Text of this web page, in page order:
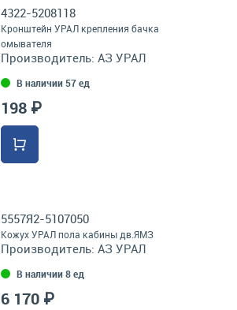
4322-5208118
Кронштейн УРАЛ крепления бачка
омывателя
Производитель: АЗ УРАЛ
В наличии 57 ед
198 ₽
5557Я2-5107050
Кожух УРАЛ пола кабины дв.ЯМЗ
Производитель: АЗ УРАЛ
В наличии 8 ед
6 170 ₽